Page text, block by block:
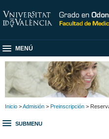
MENÚ
Inicio >Admisión > Preinscripción >
SUBMENU